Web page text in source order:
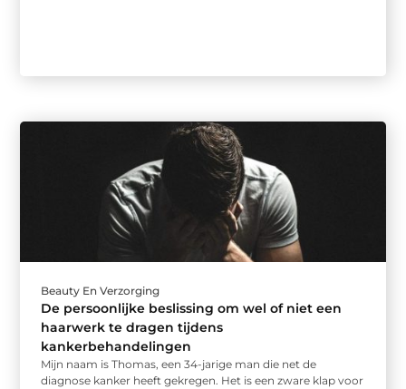
Beauty En Verzorging
De persoonlijke beslissing om wel of niet een
haarwerk te dragen tijdens
kankerbehandelingen
Mijn naam is Thomas, een 34-jarige man die net de
diagnose kanker heeft gekregen. Het is een zware klap voor